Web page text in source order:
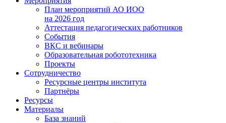
План мероприятий АО ИОО
на 2026 год
Аттестация педагогических работников
События
ВКС и вебинары
Образовательная робототехника
Проекты
Сотрудничество
Ресурсные центры института
Партнёры
Ресурсы
Материалы
База знаний